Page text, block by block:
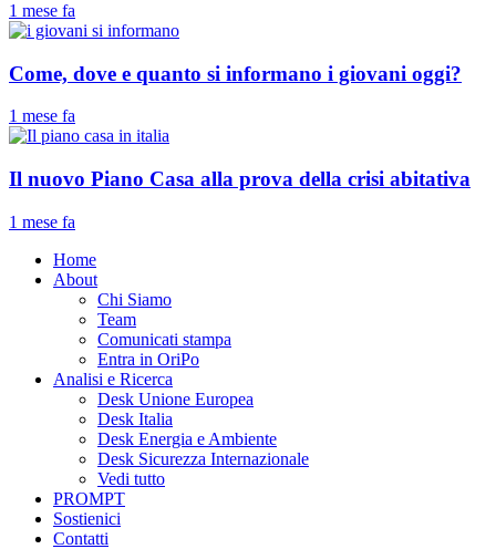
1 mese fa
Come, dove e quanto si informano i giovani oggi?
1 mese fa
Il nuovo Piano Casa alla prova della crisi abitativa
1 mese fa
Home
About
Chi Siamo
Team
Comunicati stampa
Entra in OriPo
Analisi e Ricerca
Desk Unione Europea
Desk Italia
Desk Energia e Ambiente
Desk Sicurezza Internazionale
Vedi tutto
PROMPT
Sostienici
Contatti